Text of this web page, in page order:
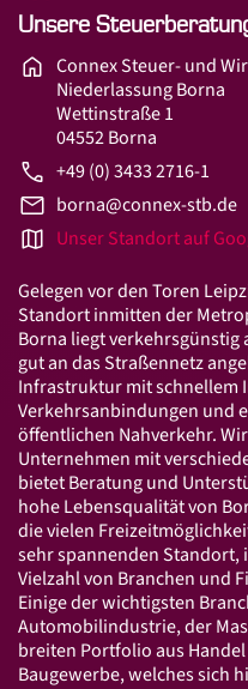
Kooperationen
Qualitäts­management
Engagement
Wachstum
Standorte
Standorte in
Leistungen
Steuer­beratung
Finanz­buch­haltung
Lohn­buch­haltung
Jahres­abschluss
Steuer­erklärung
Steuer­berater­wechsel
Connex Digital
Unsere
Connex Steuer- und
Niederlassung Borna
Wettinstraße 1
04552 Borna
+49 (0) 3433 2716-1
borna@connex-stb.de
Unser Standort auf
Gelegen vor den Toren
Standort inmitten der
Borna liegt verkehrsgünstig
gut an das Straßennetz
Infrastruktur mit schnellem
Verkehrsanbindungen und
öffentlichen Nahverkehr.
Unternehmen mit
bietet Beratung und
hohe Lebensqualität von
die vielen
sehr spannenden Standort,
Vielzahl von Branchen und
Einige der wichtigsten
Automobilindustrie, der
breiten Portfolio aus
Baugewerbe, welches sich